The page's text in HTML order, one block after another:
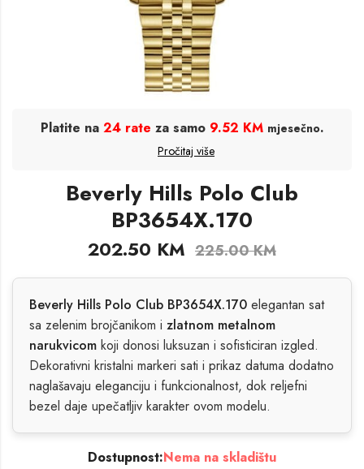
Platite na 24 rate za samo 9.52 KM mjesečno.
Pročitaj više
Beverly Hills Polo Club
BP3654X.170
202.50 KM 225.00KM
Beverly Hills Polo Club BP3654X.170 elegantan sat
sa zelenim brojčanikom i zlatnom metalnom
narukvicom koji donosi luksuzan i sofisticiran izgled.
Dekorativni kristalni markeri sati i prikaz datuma dodatno
naglašavaju eleganciju i funkcionalnost, dok reljefni
bezel daje upečatljiv karakter ovom modelu.
Dostupnost:Nema na skladištu